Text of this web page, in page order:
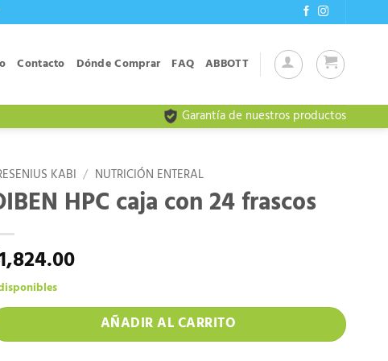
Contacto Dónde Comprar FAQ ABBOTT
Garantía de nuestros productos
KABI / NUTRICIÓN ENTERAL
HPC caja con 24 frascos
AÑADIR AL CARRITO